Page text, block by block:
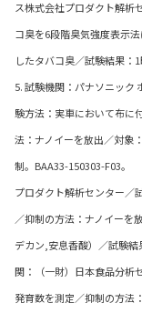
ス株式会社プロダクト解析
コ臭を6段階臭気強度表示
したタバコ臭／試験結果
5. 試験機関：パナソニック
験方法：実車において布に
法：ナノイーを放出／対象
制。BAA33-150303-F03。
プロダクト解析センター／
／抑制の方法：ナノイーを
デカン,安息香酸）／試験
関：（一財）日本食品分析
発育数を測定／抑制の方法